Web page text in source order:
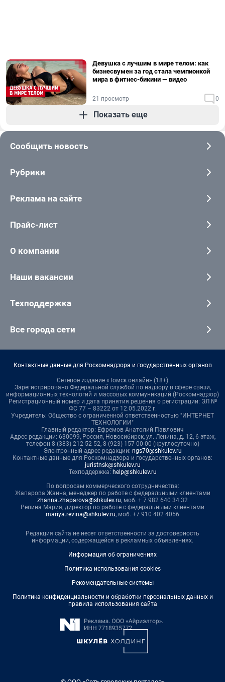
Девушка с лучшим в мире телом: как
бизнесвумен за год стала чемпионкой
мира в фитнес-бикини — видео
21 просмотр 0
Показать еще
Сообщить новость
Рубрики
Реклама на сайте
Прайс-лист
О компании
Наши вакансии
Техподдержка
Все города сети
Контактные данные для Роскомнадзора и государственных органов
Сетевое издание «Томск онлайн» (18+)
Зарегистрировано Федеральной службой по надзору в сфере связи,
информационных технологий и массовых коммуникаций (Роскомнадзор)
Регистрационный номер и дата принятия решения о регистрации: ЭЛ №
ФС 77 – 83222 от 12.05.2022 г.
Учредитель: Общество с ограниченной ответственностью "ИНТЕРНЕТ
ТЕХНОЛОГИИ"
Главный редактор: Ефремов Анатолий Павлович
Адрес редакции: 630099, Россия, Новосибирск, ул. Ленина, д. 12, 6 этаж,
телефон 8 (383) 212-52-52, 8 (923) 157-00-00 (круглосуточно)
Электронный адрес редакции: ngs70@shkulev.ru
Контактные данные для Роскомнадзора и государственных органов:
juristnsk@shkulev.ru
Техподдержка: help@shkulev.ru
По вопросам коммерческого сотрудничества:
Жапарова Жанна, менеджер по работе с федеральными клиентами
zhanna.zhaparova@shkulev.ru, моб. + 7 982 640 34 32
Ревина Мария, директор по работе с федеральными клиентами
mariya.revina@shkulev.ru, моб. +7 910 402 4056
Редакция сайта не несет ответственности за достоверность
информации, содержащейся в рекламных объявлениях.
Информация об ограничениях
Политика использования cookies
Рекомендательные системы
Политика конфиденциальности и обработки персональных данных и
правила использования сайта